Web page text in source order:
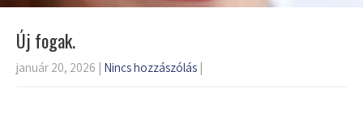
Új fogak.
január 20, 2026 Nincs hozzászólás